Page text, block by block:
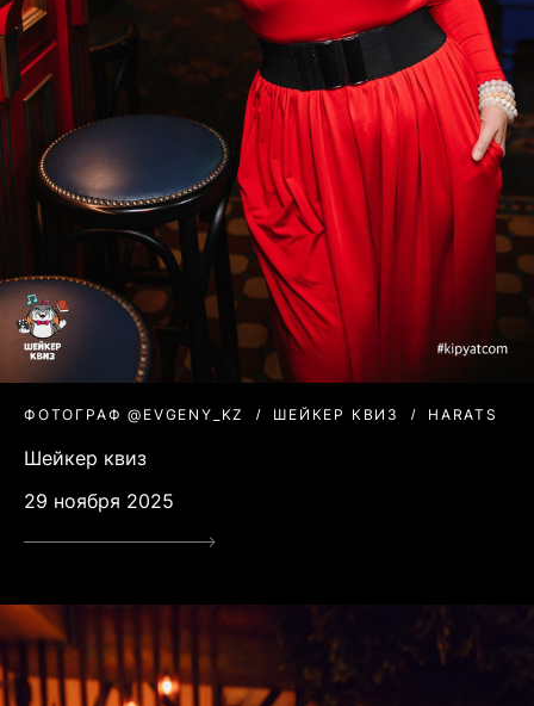
ФОТОГРАФ @EVGENY_KZ ШЕЙКЕР КВИЗ HARATS
Шейкер квиз
29 ноября 2025